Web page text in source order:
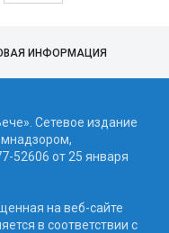
ИНФОРМАЦИЯ
Сетевое издание
52606 от 25 января
на веб-сайте
в соответствии с